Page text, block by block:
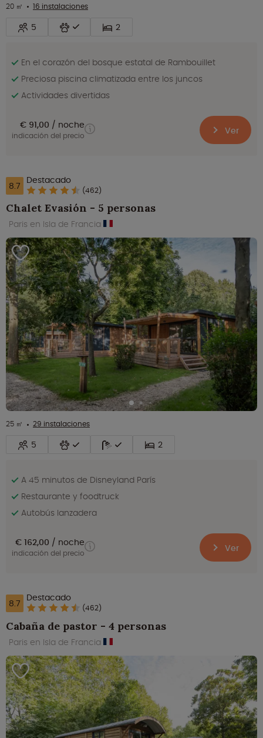
20 ㎡ 16 instalaciones
5 2
En el corazón del bosque estatal de Rambouillet
Preciosa piscina climatizada entre los juncos
Actividades divertidas
€ 91,00 noche
indicación del precio Ver
8.7 Destacado
(462)
Chalet Evasión - 5 personas
Paris en Isla de Francia
25 ㎡ 29 instalaciones
5 2
A 45 minutos de Disneyland París
Restaurante y foodtruck
Autobús lanzadera
€ 162,00 noche
indicación del precio Ver
8.7 Destacado
(462)
Cabaña de pastor - 4 personas
Paris en Isla de Francia